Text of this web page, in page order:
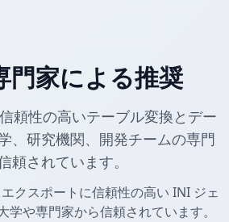
門家による推奨
頼性の高いテーブル変換とデー
、研究機関、開発チームの専門
頼されています。
クスポートに信頼性の高い INI ジェ
学や専門家から信頼されています。